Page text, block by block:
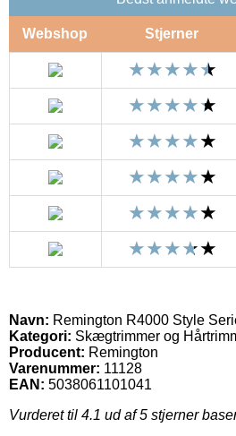
Webshop Stjerner
Navn: Remington R4000 Style
Kategori: Skægtrimmer og
Producent: Remington
Varenummer: 11128
EAN: 5038061101041
Vurderet til 4.1 ud af 5 stjerner